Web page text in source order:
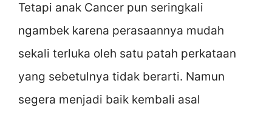
Tetapi anak Cancer pun seringkali
ngambek karena perasaannya mudah
sekali terluka oleh satu patah perkataan
yang sebetulnya tidak berarti. Namun
segera menjadi baik kembali asal